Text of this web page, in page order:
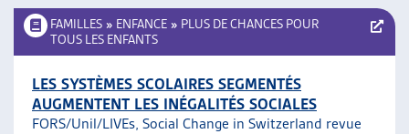
FAMILLES » ENFANCE » PLUS DE CHANCES POUR
TOUS LES ENFANTS
LES SYSTÈMES SCOLAIRES SEGMENTÉS
AUGMENTENT LES INÉGALITÉS SOCIALES
FORS/Unil/LIVEs, Social Change in Switzerland revue